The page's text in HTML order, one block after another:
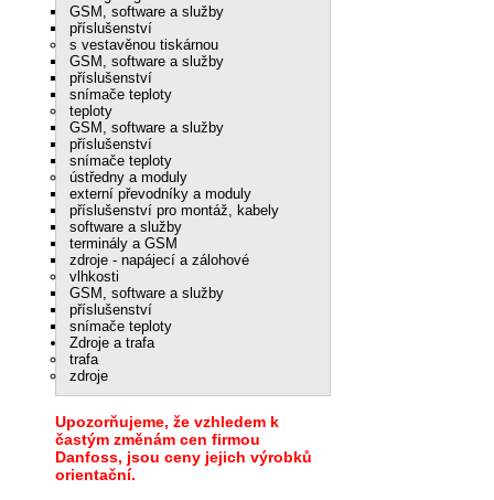
GSM, software a služby
příslušenství
s vestavěnou tiskárnou
GSM, software a služby
příslušenství
snímače teploty
teploty
GSM, software a služby
příslušenství
snímače teploty
ústředny a moduly
externí převodníky a moduly
příslušenství pro montáž, kabely
software a služby
terminály a GSM
zdroje - napájecí a zálohové
vlhkosti
GSM, software a služby
příslušenství
snímače teploty
Zdroje a trafa
trafa
zdroje
Upozorňujeme, že vzhledem k
častým změnám cen firmou
Danfoss, jsou ceny jejich výrobků
orientační.